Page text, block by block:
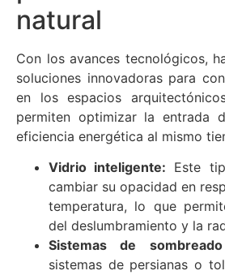
natural
Con los avances tecnológicos,
soluciones innovadoras para
en los espacios
permiten optimizar la entrada
eficiencia energética al mismo
Vidrio inteligente: Este
cambiar su opacidad en
temperatura, lo que
del deslumbramiento y la
Sistemas de
sistemas de persianas o